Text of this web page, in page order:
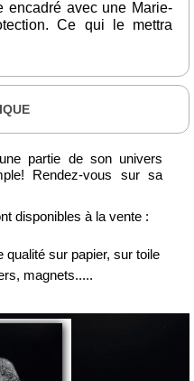
encadré avec une Marie-
Ce qui le mettra
partie de son univers
Rendez-vous sur sa
disponibles à la vente :
qualité sur papier, sur toile
magnets.....